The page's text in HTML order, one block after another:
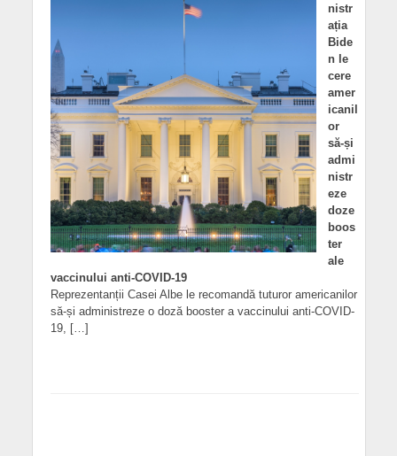
nistr
ația
Bide
n le
cere
amer
icanil
or
să-și
admi
nistr
eze
doze
boos
ter
ale
vaccinului anti-COVID-19
Reprezentanții Casei Albe le recomandă tuturor americanilor
să-și administreze o doză booster a vaccinului anti-COVID-
19, […]